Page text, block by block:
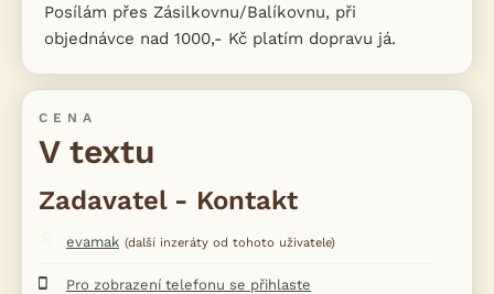
Posílám přes Zásilkovnu/Balíkovnu, při
objednávce nad 1000,- Kč platím dopravu já.
CENA
V textu
Zadavatel - Kontakt
evamak (další inzeráty od tohoto uživatele)
Pro zobrazení telefonu se přihlaste